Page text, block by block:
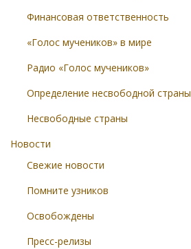
Финансовая ответственность
«Голос мучеников» в мире
Радио «Голос мучеников»
Определение несвободной страны
Несвободные страны
Новости
Свежие новости
Помните узников
Освобождены
Пресс-релизы